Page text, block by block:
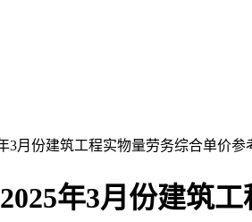
3月份建筑工程实物量劳务综合单价参
年3月份建筑